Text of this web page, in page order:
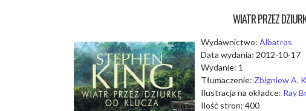
WIATR PRZEZ
Wydawnictwo: Albatros
Data wydania: 2012-10-17
Wydanie: 1
Tłumaczenie: Zbigniew A.
Ilustracja na okładce: Ray
Ilość stron: 400